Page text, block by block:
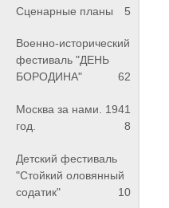
Сценарные планы 5
Военно-исторический
фестиваль "ДЕНЬ
БОРОДИНА"
62
Москва за нами. 1941
год.
8
Детский фестиваль
"Стойкий оловянный
содатик"
10